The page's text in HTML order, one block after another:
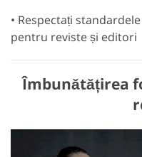
• Respectați
pentru reviste și editori
Îmbunătățirea